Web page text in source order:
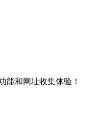
能和网址收集体验！